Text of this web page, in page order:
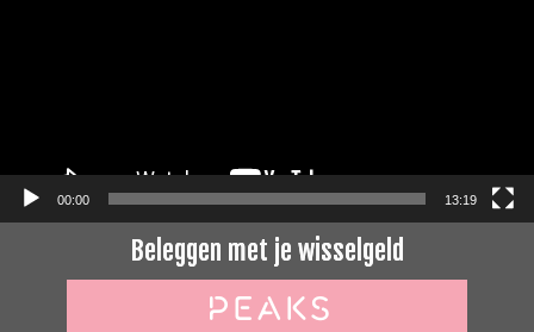
00:00 13:19
Beleggen met je wisselgeld